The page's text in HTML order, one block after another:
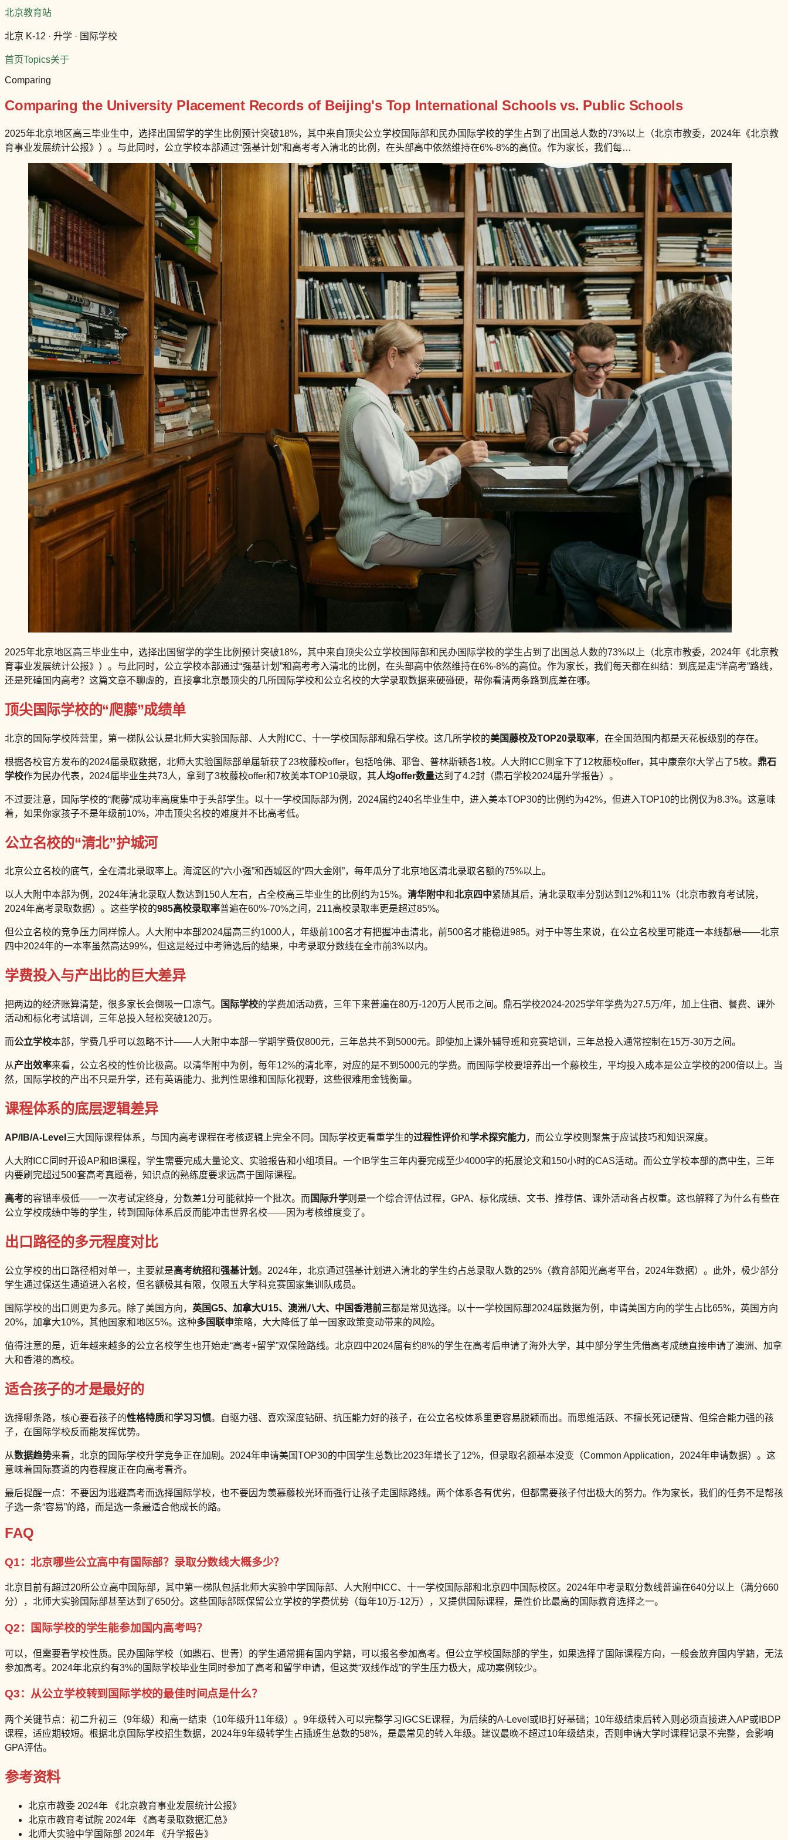
北京教育站
北京 K-12 · 升学 · 国际学校
首页Topics关于
Comparing
Comparing the University Placement Records of Beijing's Top International Schools vs. Public Schools
2025年北京地区高三毕业生中，选择出国留学的学生比例预计突破18%，其中来自顶尖公立学校国际部和民办国际学校的学生占到了出国总人数的73%以上（北京市教委，2024年《北京教
育事业发展统计公报》）。与此同时，公立学校本部通过“强基计划”和高考考入清北的比例，在头部高中依然维持在6%-8%的高位。作为家长，我们每…
2025年北京地区高三毕业生中，选择出国留学的学生比例预计突破18%，其中来自顶尖公立学校国际部和民办国际学校的学生占到了出国总人数的73%以上（北京市教委，2024年《北京教
育事业发展统计公报》）。与此同时，公立学校本部通过“强基计划”和高考考入清北的比例，在头部高中依然维持在6%-8%的高位。作为家长，我们每天都在纠结：到底是走“洋高考”路线，
还是死磕国内高考？这篇文章不聊虚的，直接拿北京最顶尖的几所国际学校和公立名校的大学录取数据来硬碰硬，帮你看清两条路到底差在哪。
顶尖国际学校的“爬藤”成绩单
北京的国际学校阵营里，第一梯队公认是北师大实验国际部、人大附ICC、十一学校国际部和鼎石学校。这几所学校的美国藤校及TOP20录取率，在全国范围内都是天花板级别的存在。
根据各校官方发布的2024届录取数据，北师大实验国际部单届斩获了23枚藤校offer，包括哈佛、耶鲁、普林斯顿各1枚。人大附ICC则拿下了12枚藤校offer，其中康奈尔大学占了5枚。 鼎石
学校作为民办代表，2024届毕业生共73人，拿到了3枚藤校offer和7枚美本TOP10录取，其人均offer数量达到了4.2封（鼎石学校2024届升学报告）。
不过要注意，国际学校的“爬藤”成功率高度集中于头部学生。以十一学校国际部为例，2024届约240名毕业生中，进入美本TOP30的比例约为42%，但进入TOP10的比例仅为8.3%。这意味
着，如果你家孩子不是年级前10%，冲击顶尖名校的难度并不比高考低。
公立名校的“清北”护城河
北京公立名校的底气，全在清北录取率上。海淀区的“六小强”和西城区的“四大金刚”，每年瓜分了北京地区清北录取名额的75%以上。
以人大附中本部为例，2024年清北录取人数达到150人左右，占全校高三毕业生的比例约为15%。 清华附中和北京四中紧随其后，清北录取率分别达到12%和11%（北京市教育考试院，
2024年高考录取数据）。这些学校的985高校录取率普遍在60%-70%之间，211高校录取率更是超过85%。
但公立名校的竞争压力同样惊人。人大附中本部2024届高三约1000人，年级前100名才有把握冲击清北，前500名才能稳进985。对于中等生来说，在公立名校里可能连一本线都悬——北京
四中2024年的一本率虽然高达99%，但这是经过中考筛选后的结果，中考录取分数线在全市前3%以内。
学费投入与产出比的巨大差异
把两边的经济账算清楚，很多家长会倒吸一口凉气。 国际学校的学费加活动费，三年下来普遍在80万-120万人民币之间。鼎石学校2024-2025学年学费为27.5万/年，加上住宿、餐费、课外
活动和标化考试培训，三年总投入轻松突破120万。
而公立学校本部，学费几乎可以忽略不计——人大附中本部一学期学费仅800元，三年总共不到5000元。即使加上课外辅导班和竞赛培训，三年总投入通常控制在15万-30万之间。
从产出效率来看，公立名校的性价比极高。以清华附中为例，每年12%的清北率，对应的是不到5000元的学费。而国际学校要培养出一个藤校生，平均投入成本是公立学校的200倍以上。当
然，国际学校的产出不只是升学，还有英语能力、批判性思维和国际化视野，这些很难用金钱衡量。
课程体系的底层逻辑差异
AP/IB/A-Level 三大国际课程体系，与国内高考课程在考核逻辑上完全不同。国际学校更看重学生的过程性评价和学术探究能力，而公立学校则聚焦于应试技巧和知识深度。
人大附ICC同时开设AP和IB课程，学生需要完成大量论文、实验报告和小组项目。一个IB学生三年内要完成至少4000字的拓展论文和150小时的CAS活动。而公立学校本部的高中生，三年
内要刷完超过500套高考真题卷，知识点的熟练度要求远高于国际课程。
高考的容错率极低——一次考试定终身，分数差1分可能就掉一个批次。而 国际升学则是一个综合评估过程，GPA、标化成绩、文书、推荐信、课外活动各占权重。这也解释了为什么有些在
公立学校成绩中等的学生，转到国际体系后反而能冲击世界名校——因为考核维度变了。
出口路径的多元程度对比
公立学校的出口路径相对单一，主要就是高考统招和强基计划。2024年，北京通过强基计划进入清北的学生约占总录取人数的25%（教育部阳光高考平台，2024年数据）。此外，极少部分
学生通过保送生通道进入名校，但名额极其有限，仅限五大学科竞赛国家集训队成员。
国际学校的出口则更为多元。除了美国方向， 英国G5、加拿大U15、澳洲八大、中国香港前三都是常见选择。以十一学校国际部2024届数据为例，申请美国方向的学生占比65%，英国方向
20%，加拿大10%，其他国家和地区5%。这种多国联申策略，大大降低了单一国家政策变动带来的风险。
值得注意的是，近年越来越多的公立名校学生也开始走“高考+留学”双保险路线。北京四中2024届有约8%的学生在高考后申请了海外大学，其中部分学生凭借高考成绩直接申请了澳洲、加拿
大和香港的高校。
适合孩子的才是最好的
选择哪条路，核心要看孩子的性格特质和学习习惯。自驱力强、喜欢深度钻研、抗压能力好的孩子，在公立名校体系里更容易脱颖而出。而思维活跃、不擅长死记硬背、但综合能力强的孩
子，在国际学校反而能发挥优势。
从数据趋势来看，北京的国际学校升学竞争正在加剧。2024年申请美国TOP30的中国学生总数比2023年增长了12%，但录取名额基本没变（Common Application，2024年申请数据）。这
意味着国际赛道的内卷程度正在向高考看齐。
最后提醒一点：不要因为逃避高考而选择国际学校，也不要因为羡慕藤校光环而强行让孩子走国际路线。两个体系各有优劣，但都需要孩子付出极大的努力。作为家长，我们的任务不是帮孩
子选一条“容易”的路，而是选一条最适合他成长的路。
FAQ
Q1：北京哪些公立高中有国际部？录取分数线大概多少？
北京目前有超过20所公立高中国际部，其中第一梯队包括北师大实验中学国际部、人大附中ICC、十一学校国际部和北京四中国际校区。2024年中考录取分数线普遍在640分以上（满分660
分），北师大实验国际部甚至达到了650分。这些国际部既保留公立学校的学费优势（每年10万-12万），又提供国际课程，是性价比最高的国际教育选择之一。
Q2：国际学校的学生能参加国内高考吗？
可以，但需要看学校性质。民办国际学校（如鼎石、世青）的学生通常拥有国内学籍，可以报名参加高考。但公立学校国际部的学生，如果选择了国际课程方向，一般会放弃国内学籍，无法
参加高考。2024年北京约有3%的国际学校毕业生同时参加了高考和留学申请，但这类“双线作战”的学生压力极大，成功案例较少。
Q3：从公立学校转到国际学校的最佳时间点是什么？
两个关键节点：初二升初三（9年级）和高一结束（10年级升11年级）。9年级转入可以完整学习IGCSE课程，为后续的A-Level或IB打好基础；10年级结束后转入则必须直接进入AP或IBDP
课程，适应期较短。根据北京国际学校招生数据，2024年9年级转学生占插班生总数的58%，是最常见的转入年级。建议最晚不超过10年级结束，否则申请大学时课程记录不完整，会影响
GPA评估。
参考资料
北京市教委 2024年 《北京教育事业发展统计公报》
北京市教育考试院 2024年 《高考录取数据汇总》
北师大实验中学国际部 2024年 《升学报告》